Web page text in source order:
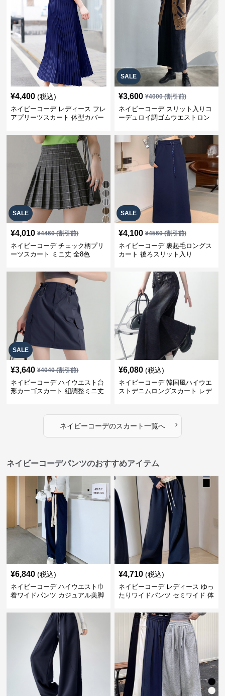
¥4,400 (税込)
ネイビーコーデ レディース フレ
アプリーツスカート 体型カバー
ト
SALE
¥3,600 ¥4000(割引前)
ネイビーコーデ スリット入りコ
ーデュロイ調ゴムウエストロン
SALE
¥4,010 ¥4460(割引前)
ネイビーコーデ チェック柄プリ
ーツスカート ミニ丈 全8色
SALE
¥4,100 ¥4560(割引前)
ネイビーコーデ 裏起毛ロングス
カート 後ろスリット入り
SALE
¥3,640 ¥4040(割引前)
ネイビーコーデ ハイウエスト台
形カーゴスカート 紐調整ミニ丈
¥6,080 (税込)
ネイビーコーデ 韓国風ハイウエ
ストデニムロングスカート レデ
ネイビーコーデのスカート一覧へ ›
ネイビーコーデパンツのおすすめアイテム
¥6,840 (税込)
ネイビーコーデ ハイウエスト巾
着ワイドパンツ カジュアル美脚
¥4,710 (税込)
ネイビーコーデ レディース ゆっ
たりワイドパンツ セミワイド 体